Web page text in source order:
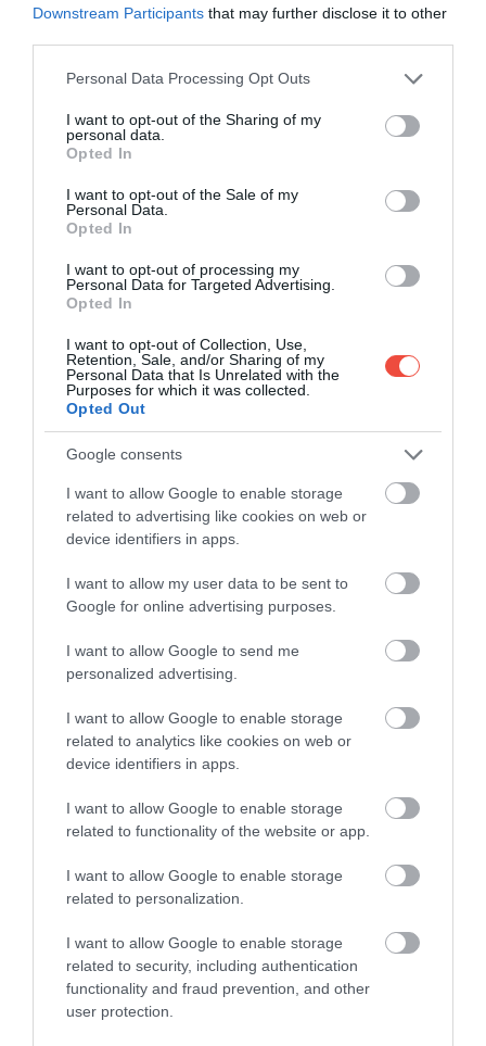
Downstream Participants that may further disclose it to other
Please note that this website/app uses one or more Google
not limited to your visit or usage behaviour. You may click to
grant or deny consent to Google and its third-party tags to
use your data for below specified purposes in below Google
consent section.
Personal Data Processing Opt Outs
I want to opt-out of the Sharing of my
personal data.
Opted In
I want to opt-out of the Sale of my
Personal Data.
Opted In
I want to opt-out of processing my
Personal Data for Targeted Advertising.
Opted In
I want to opt-out of Collection, Use,
Retention, Sale, and/or Sharing of my
Personal Data that Is Unrelated with the
Purposes for which it was collected.
Opted Out
Google consents
I want to allow Google to enable storage
related to advertising like cookies on web or
device identifiers in apps.
I want to allow my user data to be sent to
Google for online advertising purposes.
I want to allow Google to send me
personalized advertising.
I want to allow Google to enable storage
related to analytics like cookies on web or
device identifiers in apps.
I want to allow Google to enable storage
related to functionality of the website or app.
I want to allow Google to enable storage
related to personalization.
I want to allow Google to enable storage
related to security, including authentication
functionality and fraud prevention, and other
user protection.
Drumul forestier ce înconjoară lacul este ideal
pentru plimbări relaxante. Priveliștea ca din povești
continuă pe o distanță de 10 km de-a lungul Cheilor
Videi – cele mai lungi din Apuseni.
Zona este
bogată în peșteri (aproximativ 300),
iar satul Roșia
este considerat un important centru pentru
speologie în România. De asemenea, aici găsești
condiții excelente pentru cățărat sau zbor cu
parapanta.
LACUL OCHIUL BEIULUI
Beiului este considerat unul dintre cele mai
află în Parcul Național Cheile Nerei–Beușnița, la
altitudinea de 310 metri, însă este cel mai greu
aproximativ patru ore este necesară pentru a
ajunge aici,dar când privești în apa cristalină, de un
efortul. Lacul are 3,6 metri adâncime, este alimentat
de un izvor subteran și nu îngheață nici măcar iarna.
Peștii pot fi văzuți cu ochiul liber, iar locul a dat
naștere mai multor legende – una dintre ele spune
că lacul s-a format din lacrimile unui tânăr turc care